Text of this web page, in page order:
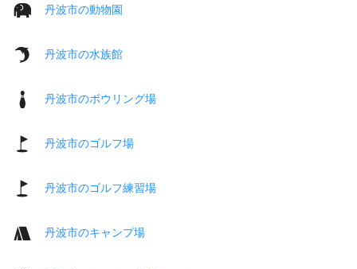
丹波市の動物園
丹波市の水族館
丹波市のボウリング場
丹波市のゴルフ場
丹波市のゴルフ練習場
丹波市のキャンプ場